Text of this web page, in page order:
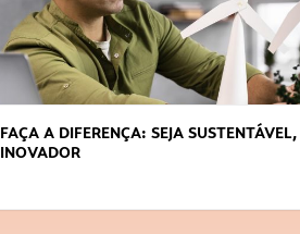
FAÇA A DIFERENÇA: SEJA SUSTENTÁVEL,
INOVADOR